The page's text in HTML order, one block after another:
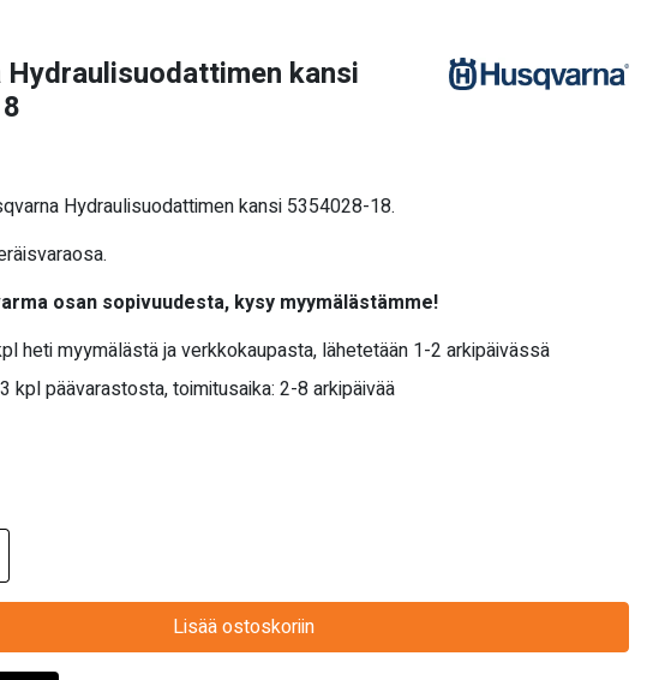
Hydraulisuodattimen kansi
Hydraulisuodattimen kansi 5354028-18.
osan sopivuudesta, kysy myymälästämme!
heti myymälästä ja verkkokaupasta, lähetetään 1-2 arkipäivässä
kpl päävarastosta, toimitusaika: 2-8 arkipäivää
Lisää ostoskoriin